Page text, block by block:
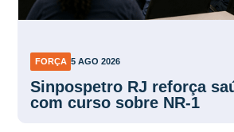
FORÇA 5 AGO 2026
Sinpospetro RJ reforça
com curso sobre NR-1